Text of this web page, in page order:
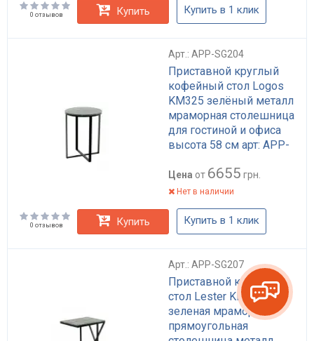
0 отзывов Купить Купить в 1 клик
Арт.: APP-SG204
Приставной круглый
кофейный стол Logos
KM325 зелёный металл
мраморная столешница
для гостиной и офиса
высота 58 см арт: APP-
Цена от 6655 грн.
Нет в наличии
0 отзывов Купить Купить в 1 клик
Арт.: APP-SG207
Приставной кофейный
стол Lester KM125
зеленая мраморная
прямоугольная